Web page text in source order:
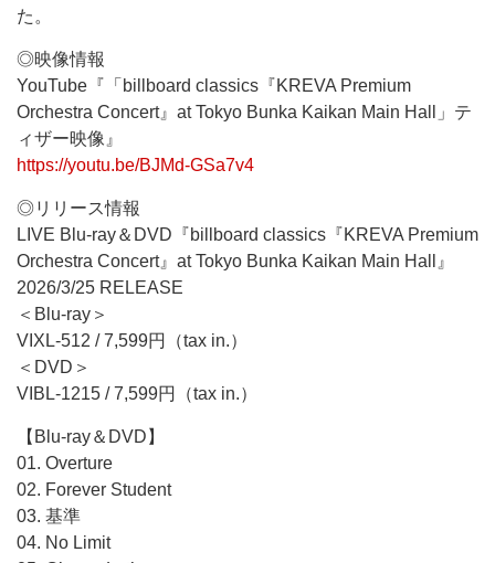
た。
◎映像情報
YouTube『「billboard classics『KREVA Premium
Orchestra Concert』at Tokyo Bunka Kaikan Main Hall」テ
ィザー映像』
https://youtu.be/BJMd-GSa7v4
◎リリース情報
LIVE Blu-ray＆DVD『billboard classics『KREVA Premium
Orchestra Concert』at Tokyo Bunka Kaikan Main Hall』
2026/3/25 RELEASE
＜Blu-ray＞
VIXL-512 / 7,599円（tax in.）
＜DVD＞
VIBL-1215 / 7,599円（tax in.）
【Blu-ray＆DVD】
01. Overture
02. Forever Student
03. 基準
04. No Limit